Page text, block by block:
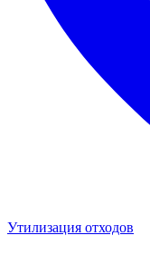
Утилизация отходов